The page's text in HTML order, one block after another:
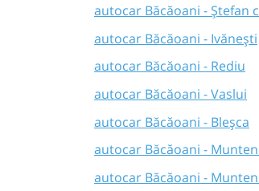
autocar Băcăoani - Ștefan
autocar Băcăoani - Ivănești
autocar Băcăoani - Rediu
autocar Băcăoani - Vaslui
autocar Băcăoani - Bleșca
autocar Băcăoani -
autocar Băcăoani -